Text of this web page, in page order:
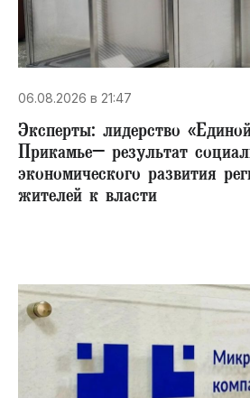
06.08.2026 в 21:47
Эксперты: лидерство
Прикамье– результат
экономического развития
жителей к власти